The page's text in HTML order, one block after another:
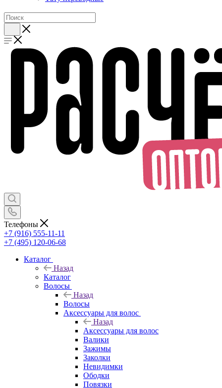
Телефоны
+7 (916) 555-11-11
+7 (495) 120-06-68
Каталог
Назад
Каталог
Волосы
Назад
Волосы
Аксессуары для волос
Назад
Аксессуары для волос
Валики
Зажимы
Заколки
Невидимки
Ободки
Повязки